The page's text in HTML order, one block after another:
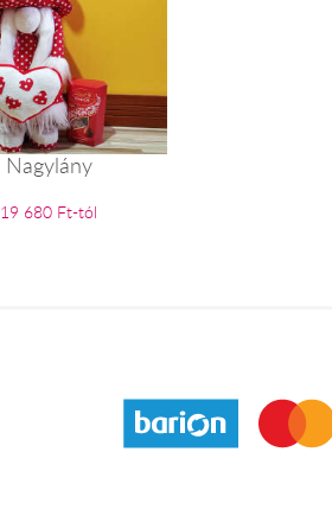
Nagylány
19 680 Ft-tól